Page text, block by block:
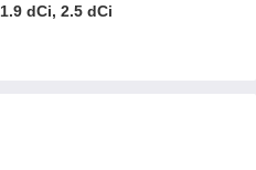
1.9 dCi, 2.5 dCi